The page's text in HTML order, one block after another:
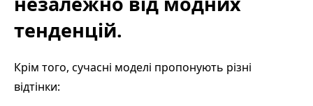
тенденцій.
Крім того, сучасні моделі пропонують різні
відтінки: